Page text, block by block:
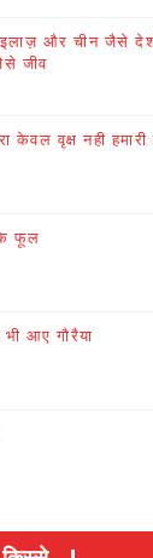
इलाज़ और चीन जैसे
जीव
केवल वृक्ष नही
फूल
आए गौरैया